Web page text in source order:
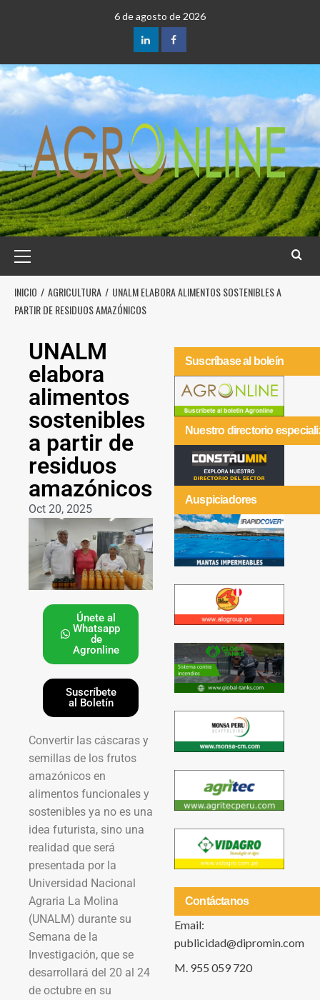
6 de agosto de 2026
INICIO AGRICULTURA
UNALM ELABORA ALIMENTOS SOSTENIBLES A
PARTIR DE RESIDUOS AMAZÓNICOS
UNALM
elabora
alimentos
sostenibles
a partir de
residuos
amazónicos
Oct 20, 2025
Únete al
Whatsapp
de
Agronline
Suscríbete
al Boletín
Convertir las cáscaras y
semillas de los frutos
amazónicos en
alimentos funcionales y
sostenibles ya no es una
idea futurista, sino una
realidad que será
presentada por la
Universidad Nacional
Agraria La Molina
(UNALM) durante su
Semana de la
Investigación, que se
desarrollará del 20 al 24
de octubre en su
Suscríbase al boleín
Nuestro directorio
Auspiciadores
Contáctanos
Email:
publicidad@dipromin.com
M. 955 059 720